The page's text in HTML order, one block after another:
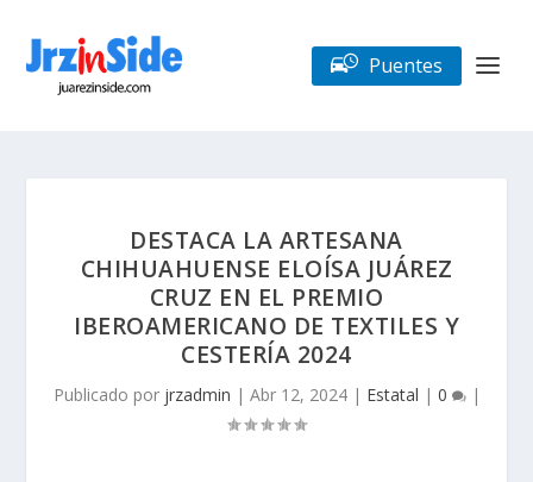
Puentes
DESTACA LA ARTESANA
CHIHUAHUENSE ELOÍSA JUÁREZ
CRUZ EN EL PREMIO
IBEROAMERICANO DE TEXTILES Y
CESTERÍA 2024
Publicado por jrzadmin | Abr 12, 2024| Estatal | 0 |